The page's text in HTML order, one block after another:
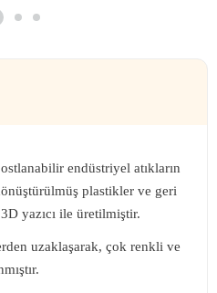
endüstriyel atıkların
plastikler ve geri
yazıcı ile üretilmiştir.
uzaklaşarak, çok renkli ve